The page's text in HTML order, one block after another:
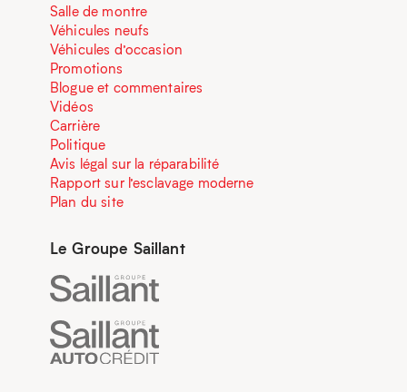
Salle de montre
Véhicules neufs
Véhicules d’occasion
Promotions
Blogue et commentaires
Vidéos
Carrière
Politique
Avis légal sur la réparabilité
Rapport sur l’esclavage moderne
Plan du site
Le Groupe Saillant